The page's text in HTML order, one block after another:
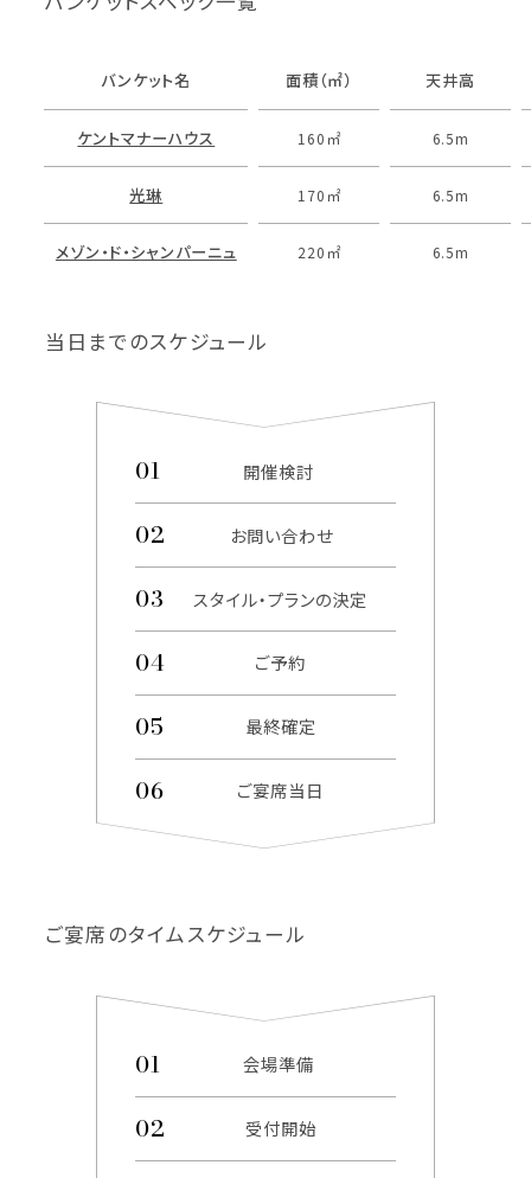
バンケット名 面積（㎡） 天井高
ケントマナーハウス 160㎡ 6.5m
光琳 170㎡ 6.5m
メゾン・ド・シャンパーニュ 220㎡ 6.5m
当日までのスケジュール
開催検討
お問い合わせ
スタイル・プランの決定
ご予約
最終確定
ご宴席当日
ご宴席のタイムスケジュール
会場準備
受付開始